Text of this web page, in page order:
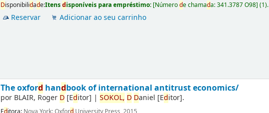
Disponibilidade:Itensdisponíveis para empréstimo: [Númerode chamada:341.3787 O98](1).
Reservar Adicionar ao seu carrinho
The oxford handbook of international antitrust economics/
por BLAIR, Roger D [Editor] |SOKOL, D Daniel [Editor].